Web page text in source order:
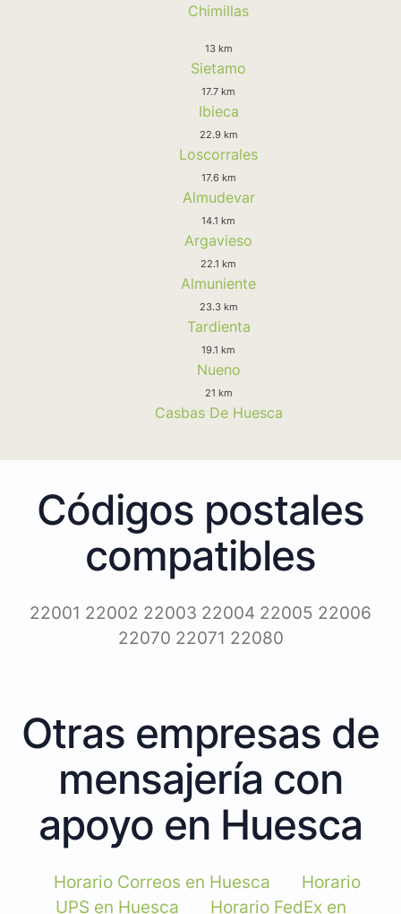
Chimillas
13 km
Sietamo
17.7 km
Ibieca
22.9 km
Loscorrales
17.6 km
Almudevar
14.1 km
Argavieso
22.1 km
Almuniente
23.3 km
Tardienta
19.1 km
Nueno
21 km
Casbas De Huesca
Códigos postales
compatibles
22001 22002 22003 22004 22005 22006
22070 22071 22080
Otras empresas de
mensajería con
apoyo en Huesca
Horario Correos en Huesca
Horario
UPS en Huesca
Horario FedEx en